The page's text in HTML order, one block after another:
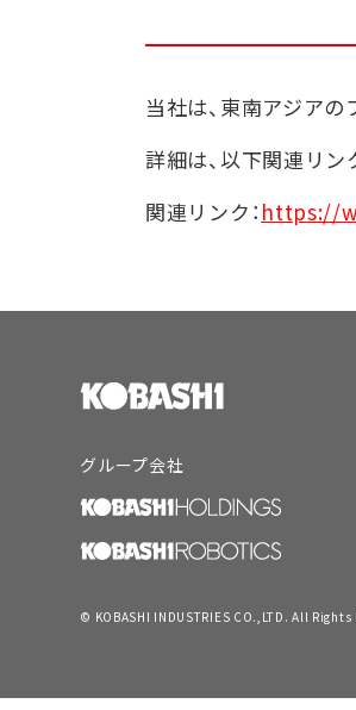
当社は、東南アジア
詳細は、以下関連リン
関連リンク： https://
グループ会社
© KOBASHI INDUSTRIES CO.,LTD. All Rights